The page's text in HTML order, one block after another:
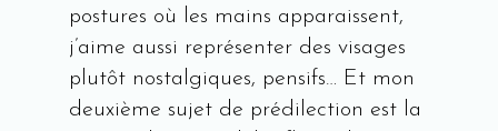
postures où les mains apparaissent,
j’aime aussi représenter des visages
plutôt nostalgiques, pensifs… Et mon
deuxième sujet de prédilection est la